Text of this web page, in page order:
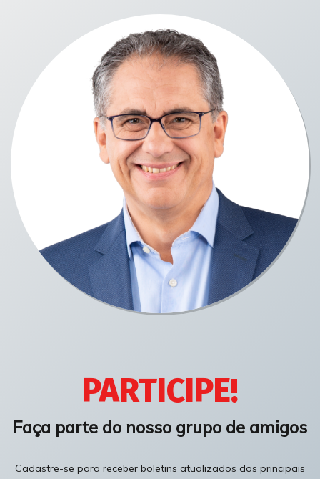
PARTICIPE!
Faça parte do nosso grupo de amigos
Cadastre-se para receber boletins atualizados dos principais